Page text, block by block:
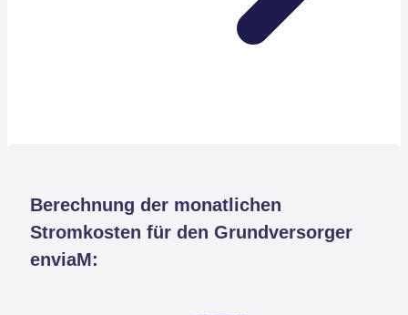
Berechnung der monatlichen
Stromkosten für den Grundversorger
enviaM: